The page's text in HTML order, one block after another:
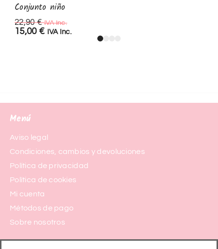
Conjunto niño
22,90€ IVA Inc.
15,00 € IVA Inc.
Menú
Aviso legal
Condiciones, cambios y devoluciones
Política de privacidad
Política de cookies
Mi cuenta
Métodos de pago
Sobre nosotros